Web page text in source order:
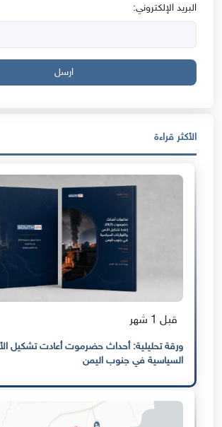
البريد الإلكتروني:
ارسل
الأكثر قراءة
قبل 1 شهر
ورقة تحليلية: أحداث حضرموت أعادت تشكيل
السياسية في جنوب اليمن